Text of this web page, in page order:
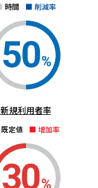
時間 削減率
新規利用者率
既定値 増加率